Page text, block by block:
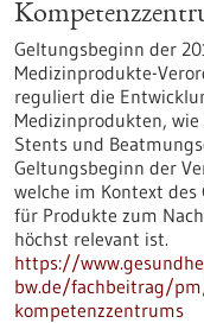
Geltungsbeginn der
Medizinprodukte-
reguliert die
Medizinprodukten,
Stents und
Geltungsbeginn der
welche im Kontext des
für Produkte zum
höchst relevant ist.
https://
bw.de/fachbeitrag/
kompetenzzentrums